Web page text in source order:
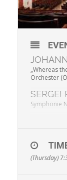
„Whereas
Orchester
SERGEI
Symphonie
(Thursday)